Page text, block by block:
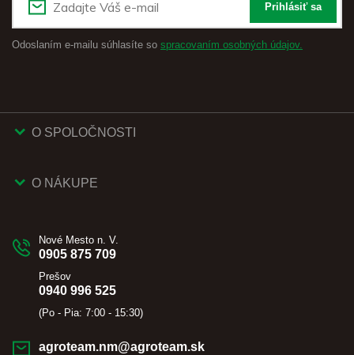
Prihlásiť sa
Odoslaním e-mailu súhlasíte so spracovaním osobných údajov.
O SPOLOČNOSTI
O NÁKUPE
Nové Mesto n. V.
0905 875 709
Prešov
0940 996 525
(Po - Pia: 7:00 - 15:30)
agroteam.nm@agroteam.sk